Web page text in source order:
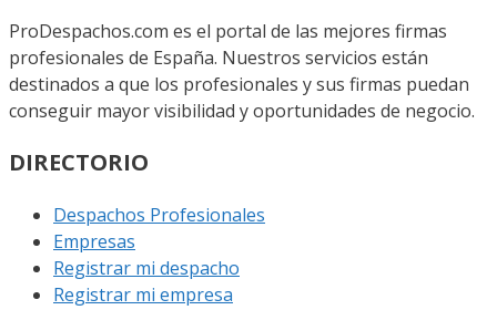
ProDespachos.com es el portal de las mejores firmas
profesionales de España. Nuestros servicios están
destinados a que los profesionales y sus firmas puedan
conseguir mayor visibilidad y oportunidades de negocio.
DIRECTORIO
Despachos Profesionales
Empresas
Registrar mi despacho
Registrar mi empresa